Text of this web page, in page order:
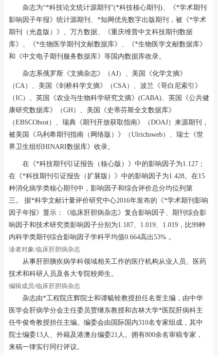
杂志为“*科技论文统计源期刊”(*科技核心期刊)、《*学术期刊
影响因子年报》统计源期刊、*知网优先数字出版期刊，被《*学术
期刊（光盘版）》、万方数据、《重庆维普中文科技期刊数据
库》、《*生物医学期刊文献数据库》、《*生物医学文献数据库》
和《中文电子期刊服务数据库》等国内数据库收录。
杂志系俄罗斯《文摘杂志》（AJ）、美国《化学文摘》
（CA）、美国《剑桥科学文摘》（CSA）、波兰《哥白尼索引》
（IC）、英国《农业与生物科学研究文摘》(CABA)、英国《公共健
康研究数据库》（GH）、美国《史蒂芬斯全文数据库》
（EBSCOhost）、瑞典《期刊开放获取指南》（DOAJ）来源期刊，
被美国《乌利希期刊指南（网络版）》（Ulrichsweb）、瑞士《世
界卫生组织HINARI数据库》收录。
在《*科技期刊引证报告（核心版）》中的影响因子为1.127；
在《*科技期刊引证报告（扩展版）》中的影响因子为1.428。在15
种消化病学类核心期刊中，影响因子和综合评价总分均位列第
三。 据*科学文献计量评价研究中心2016年发布的《*学术期刊影响
因子年报》显示：《临床肝胆病杂志》复合影响因子、期刊综合影
响因子和技术研究类影响因子分别为1.187、1.019、1.019，比99种
内科学类期刊综合影响因子学科平均值0.664高出53% 。
读者对象/临床肝胆病杂志
从事肝胆胰疾病学科领域相关工作的医疗机构从业人员、医药
技术和科研人员及各大专院校师生。
编辑成员/临床肝胆病杂志
杂志由*工程院庄辉院士和谭毓铨教授担任名誉主编，由中华
医学会肝病学分会主任委员贾继东教授和吉林大学*医院肝病科主
任牛俊奇教授担任主编。编委会由国际国内310名专家组成，其中
院士编委13人、外籍及港澳台编委21人。拥有800余名审稿专家，
来稿一律实行同行评议。